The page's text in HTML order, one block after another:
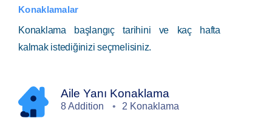
Konaklamalar
Konaklama başlangıç tarihini ve kaç hafta
kalmak istediğinizi seçmelisiniz.
Aile Yanı Konaklama
8 Addition 2 Konaklama